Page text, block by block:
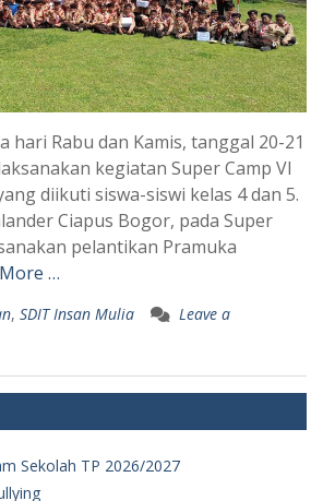
hari Rabu dan Kamis, tanggal 20-21
kegiatan Super Camp VI
diikuti siswa-siswi kelas 4 dan 5.
Ciapus Bogor, pada Super
pelantikan Pramuka
…
, SDIT Insan Mulia
Leave a
Sekolah TP 2026/2027